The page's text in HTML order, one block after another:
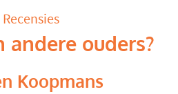
Recensies
andere ouders?
Koopmans